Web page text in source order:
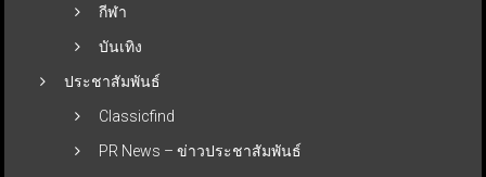
กีฬา
บันเทิง
ประชาสัมพันธ์
Classicfind
PR News – ข่าวประชาสัมพันธ์